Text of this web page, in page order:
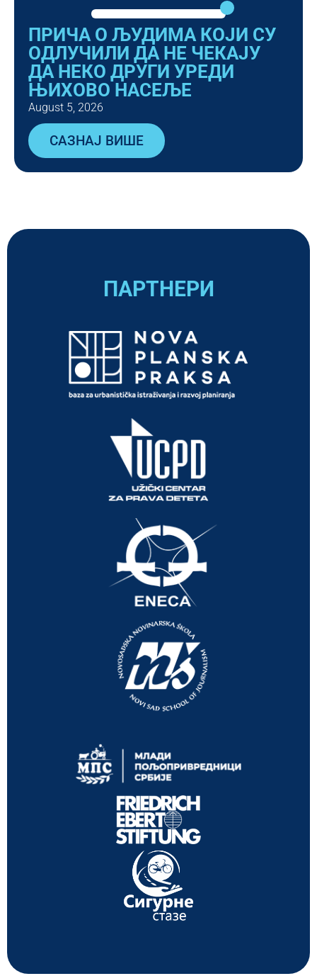
ПРИЧА О ЉУДИМА КОЈИ СУ
ОДЛУЧИЛИ ДА НЕ ЧЕКАЈУ
ДА НЕКО ДРУГИ УРЕДИ
ЊИХОВО НАСЕЉЕ
August 5, 2026
САЗНАЈ ВИШЕ
ПАРТНЕРИ